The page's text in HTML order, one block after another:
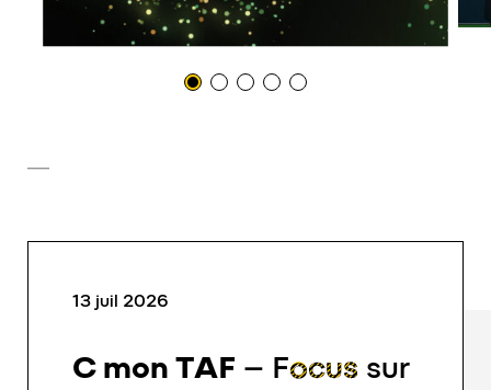
13 juil 2026
C mon TAF – Focus sur